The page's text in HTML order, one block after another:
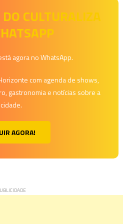
CULTURALIZA
agora no WhatsApp.
com agenda de shows,
gastronomia e notícias sobre a
cidade.
AGORA!